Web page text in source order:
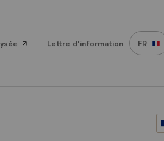
Lettre d'information FR